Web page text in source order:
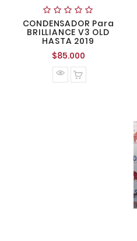
CONDENSADOR Para
BRILLIANCE V3 OLD
HASTA 2019
$85.000Precio
normal